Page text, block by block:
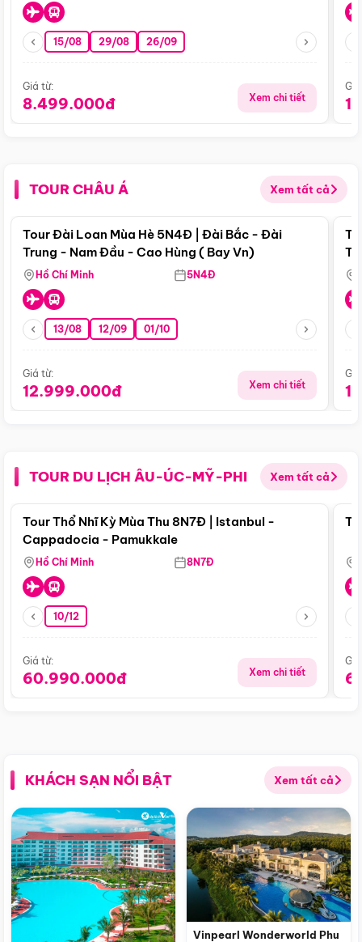
15/08 29/08 26/09
Giá từ:
8.499.000đ Xem chi tiết
TOUR CHÂU Á Xem tất cả
Điểm nổi bật
Tour Đài Loan Mùa Hè 5N4Đ | Đài Bắc - Đài
Trung - Nam Đầu - Cao Hùng ( Bay Vn)
Hồ Chí Minh 5N4Đ
13/08 12/09 01/10
Giá từ:
12.999.000đ Xem chi tiết
TOUR DU LỊCH ÂU-ÚC-MỸ-PHI Xem tất cả
Điểm nổi bật
Tour Thổ Nhĩ Kỳ Mùa Thu 8N7Đ | Istanbul -
Cappadocia - Pamukkale
Hồ Chí Minh 8N7Đ
10/12
Giá từ:
60.990.000đ Xem chi tiết
KHÁCH SẠN NỔI BẬT Xem tất cả
Vinpearl Wonderworld Phu